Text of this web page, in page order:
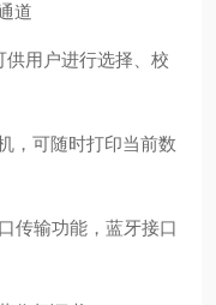
道
供用户进行选择、校
， 可随时打印当前数
传输功能，蓝牙接口